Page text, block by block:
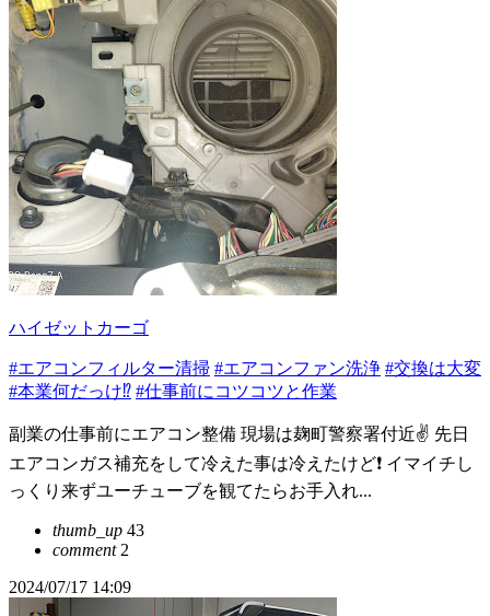
ハイゼットカーゴ
#エアコンフィルター清掃 #エアコンファン洗浄 #交換は大変
#本業何だっけ⁉️ #仕事前にコツコツと作業
副業の仕事前にエアコン整備 現場は麹町警察署付近✌️ 先日
エアコンガス補充をして冷えた事は冷えたけど❗ イマイチし
っくり来ずユーチューブを観てたらお手入れ...
thumb_up 43
comment2
2024/07/17 14:09